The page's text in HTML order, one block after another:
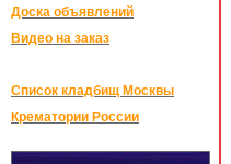
Доска объявлений
Видео на заказ
Список кладбищ Москвы
Крематории России